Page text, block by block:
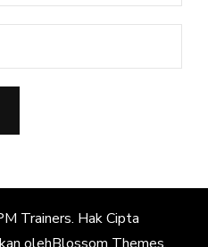
Trainers. Hak Cipta